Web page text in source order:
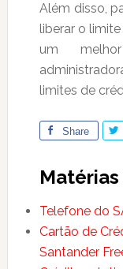
Além disso,
liberar o
um
limites de
Share
Telefone do
Cartão de
Santander